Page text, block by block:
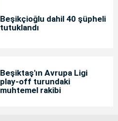
Beşikçioğlu dahil 40 şüpheli
tutuklandı
Beşiktaş'ın Avrupa Ligi
play-off turundaki
muhtemel rakibi